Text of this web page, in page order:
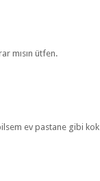
mısın ütfen.
ev pastane gibi